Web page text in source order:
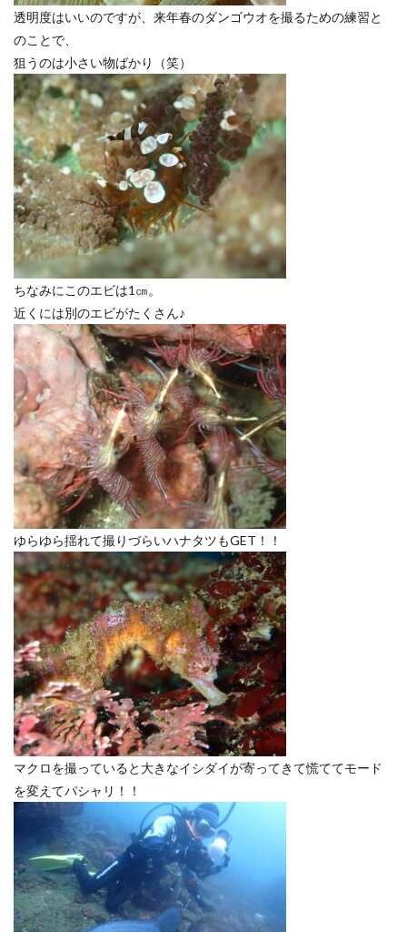
透明度はいいのですが、来年春のダンゴウオを撮るための練習と
のことで、
狙うのは小さい物ばかり（笑）
ちなみにこのエビは1㎝。
近くには別のエビがたくさん♪
ゆらゆら揺れて撮りづらいハナタツもGET！！
マクロを撮っていると大きなイシダイが寄ってきて慌ててモード
を変えてパシャリ！！